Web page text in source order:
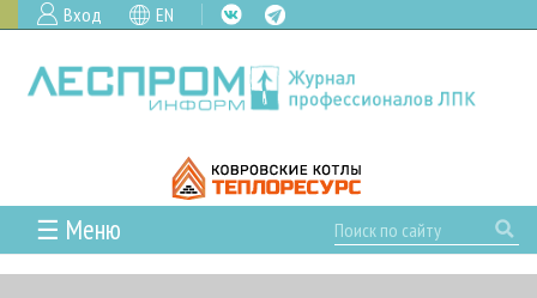
Вход EN
☰ Меню
ГЛАВНАЯ